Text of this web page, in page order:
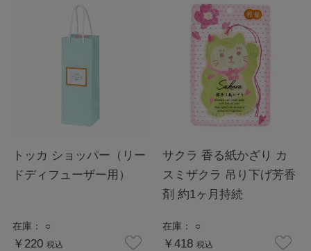
トッカ ショッパー（リー
ドディフューザー用）
在庫： ○
￥220 税込
サクラ 香る紙かざり カ
スミザクラ 吊り下げ芳香
剤 約1ヶ月持続
在庫： ○
￥418 税込